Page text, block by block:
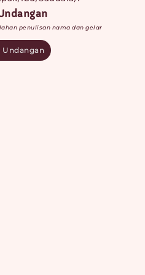
penulisan nama dan gelar
Undangan